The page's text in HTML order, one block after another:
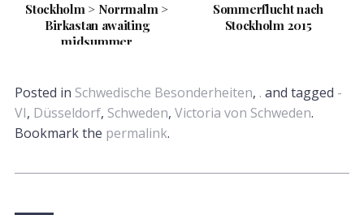
Stockholm > Norrmalm >
Birkastan awaiting
midsummer
Sommerflucht nach
Stockholm 2015
Posted in Schwedische Besonderheiten, . and tagged -
VI, Düsseldorf, Schweden, Victoria von Schweden.
Bookmark the permalink.